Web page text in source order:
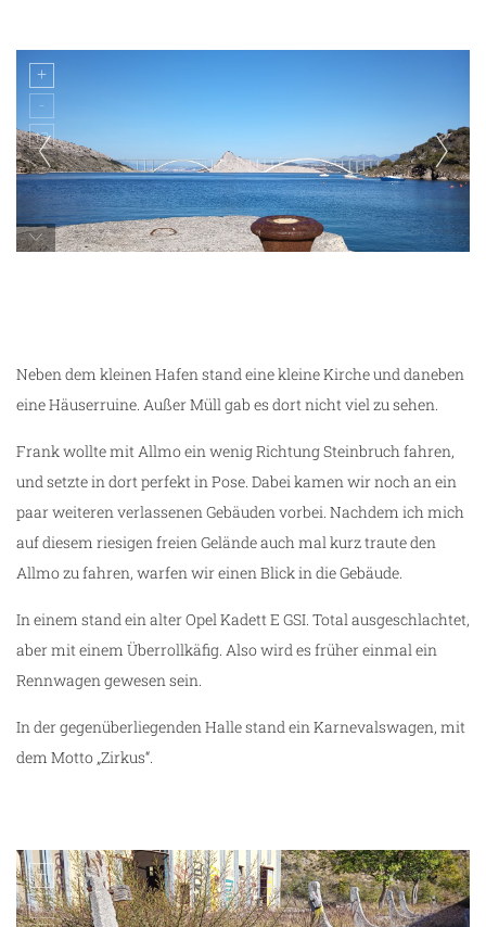
Neben dem kleinen Hafen stand eine kleine Kirche und daneben
eine Häuserruine. Außer Müll gab es dort nicht viel zu sehen.
Frank wollte mit Allmo ein wenig Richtung Steinbruch fahren,
und setzte in dort perfekt in Pose. Dabei kamen wir noch an ein
paar weiteren verlassenen Gebäuden vorbei. Nachdem ich mich
auf diesem riesigen freien Gelände auch mal kurz traute den
Allmo zu fahren, warfen wir einen Blick in die Gebäude.
In einem stand ein alter Opel Kadett E GSI. Total ausgeschlachtet,
aber mit einem Überrollkäfig. Also wird es früher einmal ein
Rennwagen gewesen sein.
In der gegenüberliegenden Halle stand ein Karnevalswagen, mit
dem Motto „Zirkus“.